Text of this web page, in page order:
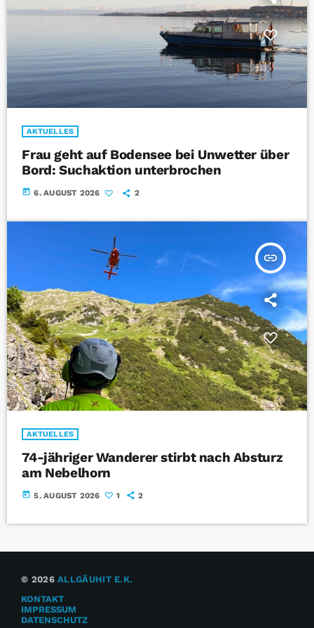
AKTUELLES
Frau geht auf Bodensee bei Unwetter über
Bord: Suchaktion unterbrochen
today 6. AUGUST 2026 2
insert_link
AKTUELLES
74-jähriger Wanderer stirbt nach Absturz
am Nebelhorn
today 5. AUGUST 2026 1 2
© 2026ALLGÄUHIT E.K.
KONTAKT
IMPRESSUM
DATENSCHUTZ